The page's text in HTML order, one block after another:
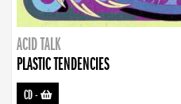
ACID TALK
PLASTIC TENDENCIES
CD-